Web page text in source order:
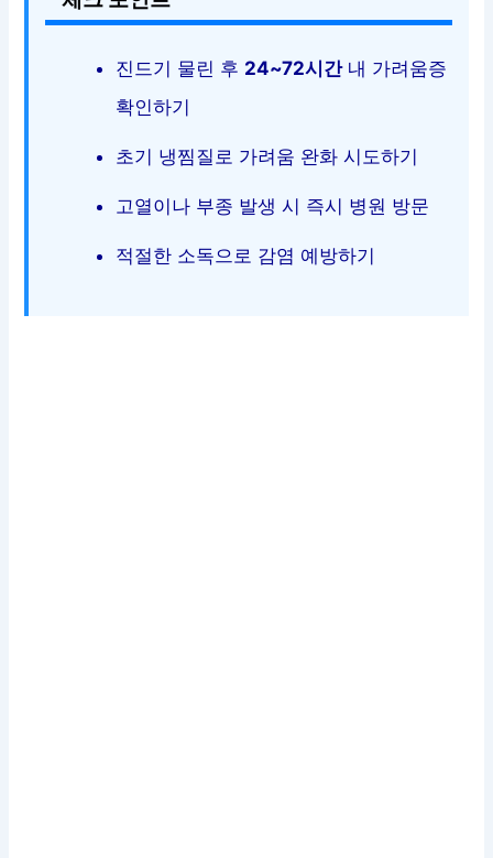
진드기 물린 후 24~72시간내 가려움증
확인하기
초기 냉찜질로 가려움 완화 시도하기
고열이나 부종 발생 시 즉시 병원 방문
적절한 소독으로 감염 예방하기